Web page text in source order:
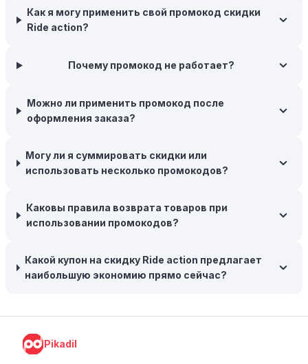
вероятность того, что интернет-магазины, включая
Ride action, могут прислать вам код скидки, чтобы
Межсезонные покупки:Приобретайте товары во
складские запасы. Планируйте заранее и покупайте
товары на следующий сезон, когда они будут в
Возможность бесплатной доставки:Большинство
магазины предоставляют бесплатную доставку при
заказе на сумму, превышающую определенную,
нескольких товаром в одном заказе.
Следите за социальными сетями:
Instagram. Ритейлеры часто делятся со своими
акциями.
Как я могу применить свой промокод скидки
Ride action?
Почему промокод не работает?
Можно ли применить промокод после
оформления заказа?
Могу ли я суммировать скидки или
использовать несколько промокодов?
Каковы правила возврата товаров при
использовании промокодов?
Какой купон на скидку Ride action предлагает
наибольшую экономию прямо сейчас?
Pikadil